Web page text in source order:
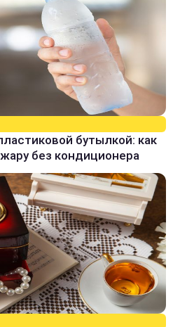
бутылкой: как
без кондиционера